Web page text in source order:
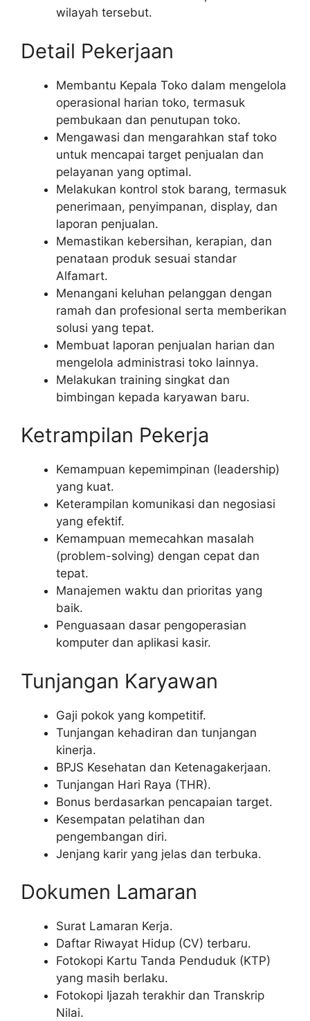
wilayah tersebut.
Detail Pekerjaan
Membantu Kepala Toko dalam mengelola
operasional harian toko, termasuk
pembukaan dan penutupan toko.
Mengawasi dan mengarahkan staf toko
untuk mencapai target penjualan dan
pelayanan yang optimal.
Melakukan kontrol stok barang, termasuk
penerimaan, penyimpanan, display, dan
laporan penjualan.
Memastikan kebersihan, kerapian, dan
penataan produk sesuai standar
Alfamart.
Menangani keluhan pelanggan dengan
ramah dan profesional serta memberikan
solusi yang tepat.
Membuat laporan penjualan harian dan
mengelola administrasi toko lainnya.
Melakukan training singkat dan
bimbingan kepada karyawan baru.
Ketrampilan Pekerja
Kemampuan kepemimpinan (leadership)
yang kuat.
Keterampilan komunikasi dan negosiasi
yang efektif.
Kemampuan memecahkan masalah
(problem-solving) dengan cepat dan
tepat.
Manajemen waktu dan prioritas yang
baik.
Penguasaan dasar pengoperasian
komputer dan aplikasi kasir.
Tunjangan Karyawan
Gaji pokok yang kompetitif.
Tunjangan kehadiran dan tunjangan
kinerja.
BPJS Kesehatan dan Ketenagakerjaan.
Tunjangan Hari Raya (THR).
Bonus berdasarkan pencapaian target.
Kesempatan pelatihan dan
pengembangan diri.
Jenjang karir yang jelas dan terbuka.
Dokumen Lamaran
Surat Lamaran Kerja.
Daftar Riwayat Hidup (CV) terbaru.
Fotokopi Kartu Tanda Penduduk (KTP)
yang masih berlaku.
Fotokopi Ijazah terakhir dan Transkrip
Nilai.